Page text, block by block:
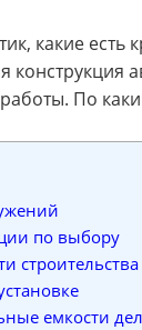
какие
конструкция
По
по выбору
строительства
емкости